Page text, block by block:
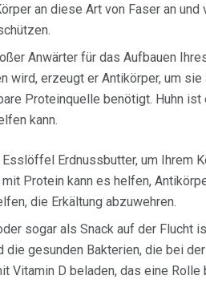
an diese Art von Faser an
Anwärter für das Aufbauen
wird, erzeugt er Antikörper, um
Proteinquelle benötigt. Huhn ist
kann.
Erdnussbutter, um Ihrem
Protein kann es helfen,
die Erkältung abzuwehren.
sogar als Snack auf der Flucht
gesunden Bakterien, die bei
Vitamin D beladen, das eine Rolle